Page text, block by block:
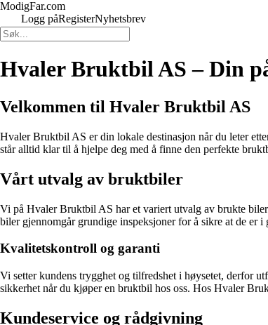
ModigFar.com
Logg påRegisterNyhetsbrev
Hvaler Bruktbil AS – Din
Velkommen til Hvaler Bruktbil AS
Hvaler Bruktbil AS er din lokale destinasjon når du leter
står alltid klar til å hjelpe deg med å finne den perfekte
Vårt utvalg av bruktbiler
Vi på Hvaler Bruktbil AS har et variert utvalg av brukte
biler gjennomgår grundige inspeksjoner for å sikre at de er
Kvalitetskontroll og garanti
Vi setter kundens trygghet og tilfredshet i høysetet, derfor
sikkerhet når du kjøper en bruktbil hos oss. Hos Hvaler
Kundeservice og rådgivning